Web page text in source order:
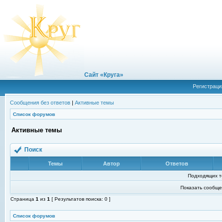
Сайт «Круга»
Сообщения без ответов | Активные темы
Список форумов
Активные темы
Поиск
Темы Автор Ответов
Подходящих
Показать
Страница 1 из 1 [ Результатов поиска: 0 ]
Список форумов